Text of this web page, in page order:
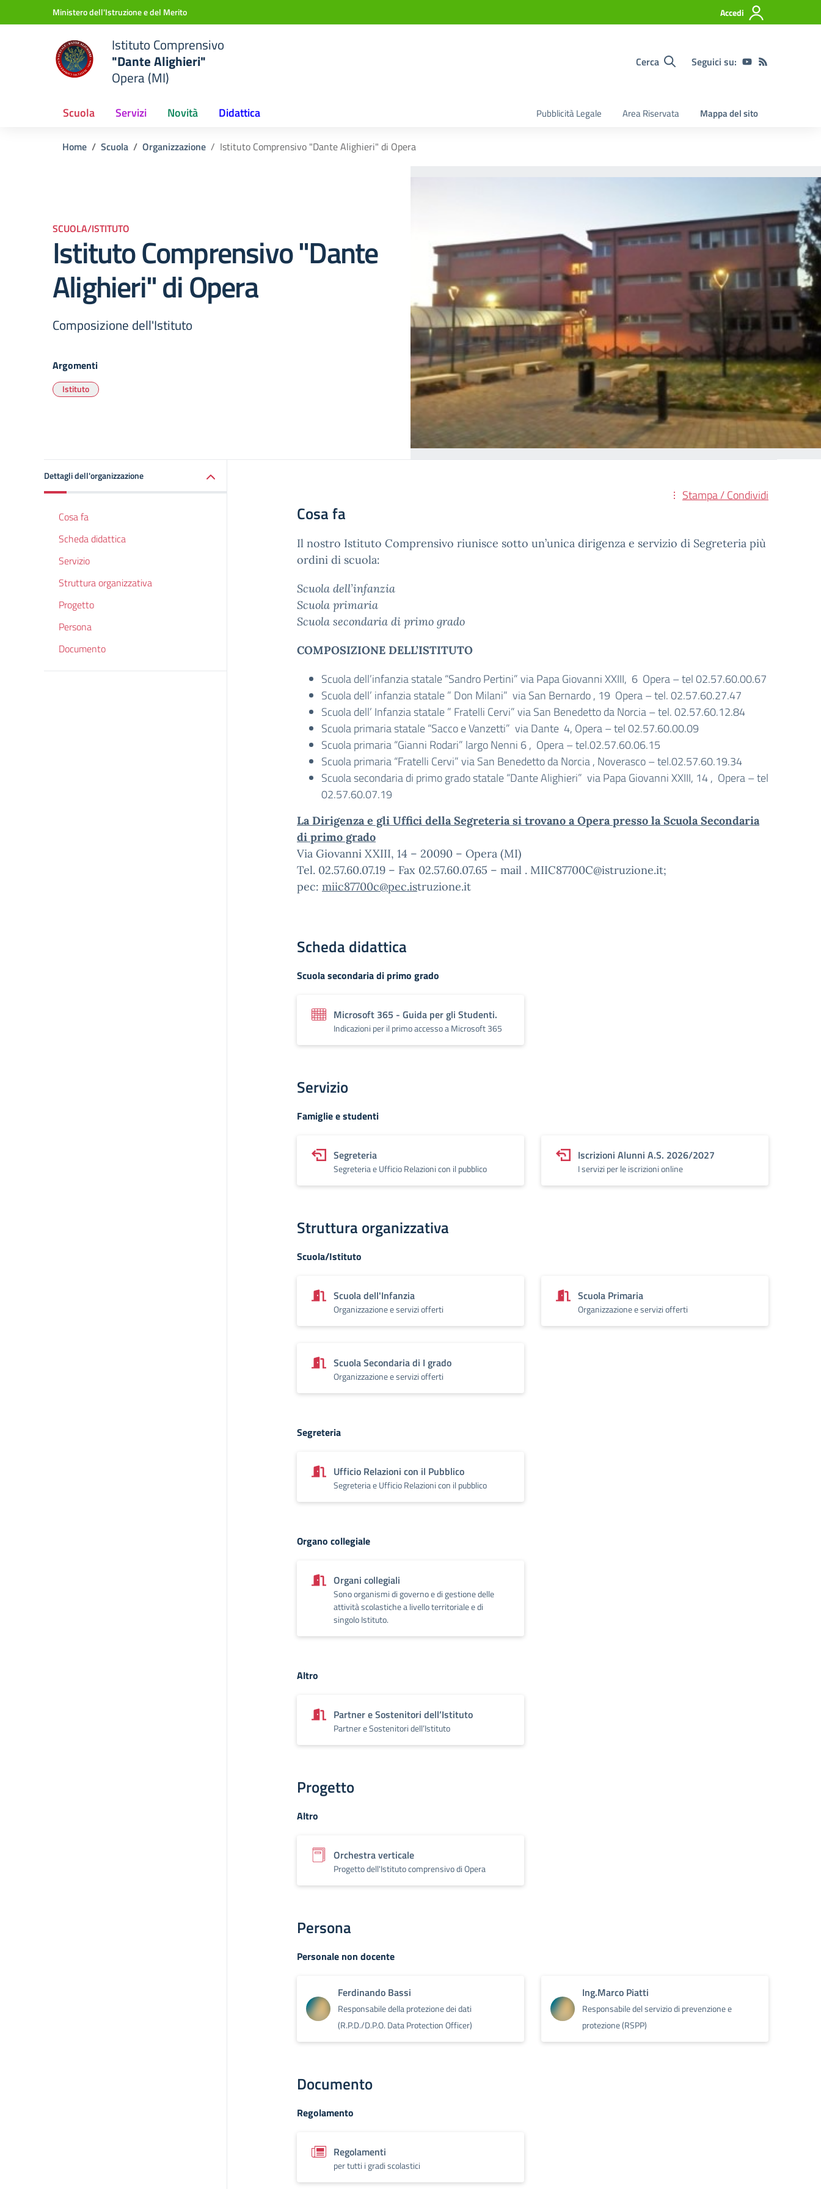
Vai ai contenuti
Vai al menu di navigazioneMinistero dell'Istruzione e del Merito Accedi
Istituto Comprensivo
"Dante Alighieri"
Opera (MI)
Cerca Seguici su:
Scuola Servizi Novità Didattica Pubblicità Legale Area Riservata Mappa del sito
Home Scuola Organizzazione Istituto Comprensivo "Dante Alighieri" di Opera
SCUOLA/ISTITUTO
Istituto Comprensivo "Dante
Alighieri" di Opera
Composizione dell'Istituto
Argomenti
Istituto
Dettagli dell'organizzazione
Cosa fa
Scheda didattica
Servizio
Struttura organizzativa
Progetto
Persona
Documento
Stampa / Condividi
Cosa fa
Il nostro Istituto Comprensivo riunisce sotto un’unica dirigenza e servizio di Segreteria più
ordini di scuola:
Scuola dell’infanzia
Scuola primaria
Scuola secondaria di primo grado
COMPOSIZIONE DELL’ISTITUTO
Scuola dell’infanzia statale “Sandro Pertini” via Papa Giovanni XXIII, 6 Opera – tel 02.57.60.00.67
Scuola dell’ infanzia statale ” Don Milani” via San Bernardo , 19 Opera – tel. 02.57.60.27.47
Scuola dell’ Infanzia statale ” Fratelli Cervi” via San Benedetto da Norcia – tel. 02.57.60.12.84
Scuola primaria statale “Sacco e Vanzetti” via Dante 4, Opera – tel 02.57.60.00.09
Scuola primaria “Gianni Rodari” largo Nenni 6 , Opera – tel.02.57.60.06.15
Scuola primaria “Fratelli Cervi” via San Benedetto da Norcia , Noverasco – tel.02.57.60.19.34
Scuola secondaria di primo grado statale “Dante Alighieri” via Papa Giovanni XXIII, 14 , Opera – tel
02.57.60.07.19
La Dirigenza e gli Uffici della Segreteria si trovano a Opera presso la Scuola Secondaria
di primo grado
Via Giovanni XXIII, 14 – 20090 – Opera (MI)
Tel. 02.57.60.07.19 – Fax 02.57.60.07.65 – mail . MIIC87700C@istruzione.it;
pec: miic87700c@pec.istruzione.it
Scheda didattica
Scuola secondaria di primo grado
Microsoft 365 - Guida per gli Studenti.
Indicazioni per il primo accesso a Microsoft 365
Servizio
Famiglie e studenti
Segreteria
Segreteria e Ufficio Relazioni con il pubblico
Iscrizioni Alunni A.S. 2026/2027
I servizi per le iscrizioni online
Struttura organizzativa
Scuola/Istituto
Scuola dell'Infanzia
Organizzazione e servizi offerti
Scuola Primaria
Organizzazione e servizi offerti
Scuola Secondaria di I grado
Organizzazione e servizi offerti
Segreteria
Ufficio Relazioni con il Pubblico
Segreteria e Ufficio Relazioni con il pubblico
Organo collegiale
Organi collegiali
Sono organismi di governo e di gestione delle
attività scolastiche a livello territoriale e di
singolo Istituto.
Altro
Partner e Sostenitori dell’Istituto
Partner e Sostenitori dell’Istituto
Progetto
Altro
Orchestra verticale
Progetto dell'Istituto comprensivo di Opera
Persona
Personale non docente
Ferdinando Bassi
Responsabile della protezione dei dati
(R.P.D./D.P.O. Data Protection Officer)
Ing.Marco Piatti
Responsabile del servizio di prevenzione e
protezione (RSPP)
Documento
Regolamento
Regolamenti
per tutti i gradi scolastici